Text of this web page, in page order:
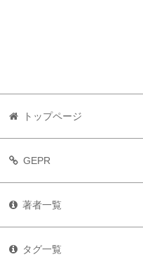
トップページ
GEPR
著者一覧
タグ一覧